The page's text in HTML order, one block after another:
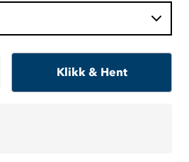
Klikk & Hent